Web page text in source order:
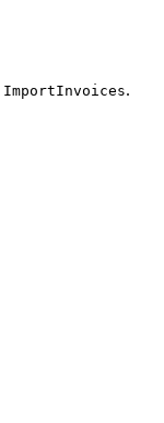
ImportInvoices.